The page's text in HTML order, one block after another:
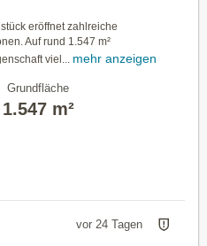
eröffnet zahlreiche
Auf rund 1.547 m²
viel...
mehr anzeigen
Grundfläche
1.547 m²
vor 24 Tagen